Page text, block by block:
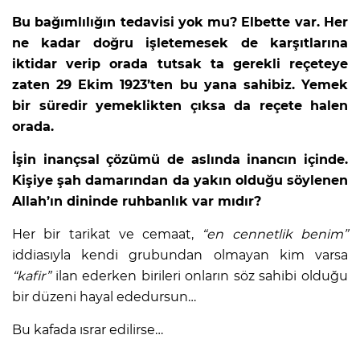
Bu bağımlılığın tedavisi yok mu? Elbette var. Her
ne kadar doğru işletemesek de karşıtlarına
iktidar verip orada tutsak ta gerekli reçeteye
zaten 29 Ekim 1923’ten bu yana sahibiz. Yemek
bir süredir yemeklikten çıksa da reçete halen
orada.
İşin inançsal çözümü de aslında inancın içinde.
Kişiye şah damarından da yakın olduğu söylenen
Allah’ın dininde ruhbanlık var mıdır?
Her bir tarikat ve cemaat,
“en cennetlik benim”
iddiasıyla kendi grubundan olmayan kim varsa
“kafir”ilan ederken birileri onların söz sahibi olduğu
bir düzeni hayal ededursun…
Bu kafada ısrar edilirse…